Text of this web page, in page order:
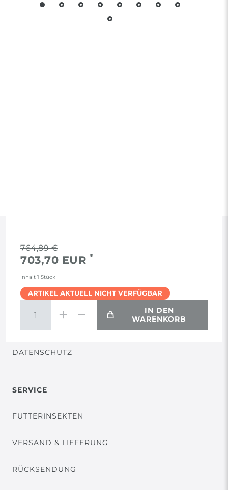
764,89 €
703,70 EUR *
Inhalt 1 Stück
ARTIKEL AKTUELL NICHT VERFÜGBAR
IN DEN
WARENKORB
RECHTLICHES
AGB
WIDERRUF
DATENSCHUTZ
SERVICE
FUTTERINSEKTEN
VERSAND & LIEFERUNG
RÜCKSENDUNG